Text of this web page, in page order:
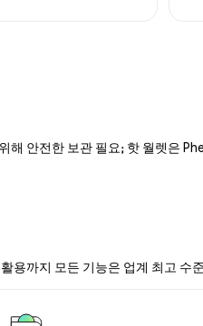
안전한 보관 필요; 핫 월렛은
용까지 모든 기능은 업계 최고 수